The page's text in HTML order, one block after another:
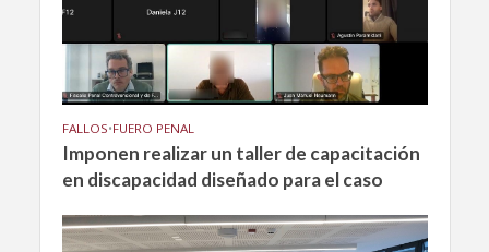
FALLOS•FUERO PENAL
Imponen realizar un taller de capacitación
en discapacidad diseñado para el caso